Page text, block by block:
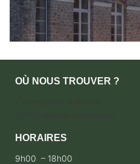
OÙ NOUS TROUVER ?
HORAIRES
9h00 – 18h00